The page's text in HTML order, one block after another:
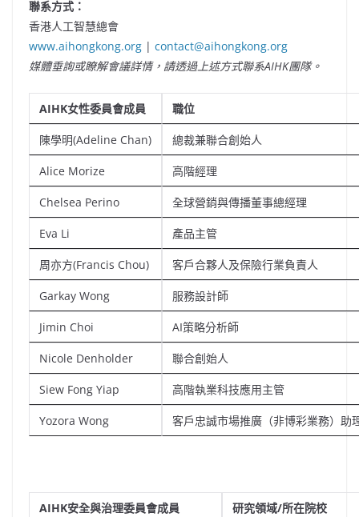
聯系方式：
香港人工智慧總會
www.aihongkong.org | contact@aihongkong.org
媒體垂詢或瞭解會議詳情，請透過上述方式聯系AIHK團隊。
AIHK女性委員會成員 職位
陳學明(Adeline Chan) 總裁兼聯合創始人
Alice Morize 高階經理
Chelsea Perino 全球營銷與傳播董事總經理
Eva Li 產品主管
周亦方(Francis Chou) 客戶合夥人及保險行業負責人
Garkay Wong 服務設計師
Jimin Choi AI策略分析師
Nicole Denholder 聯合創始人
Siew Fong Yiap 高階執業科技應用主管
Yozora Wong 客戶忠誠市場推廣（非博彩業務）助
AIHK安全與治理委員會成員 研究領域/所在院校